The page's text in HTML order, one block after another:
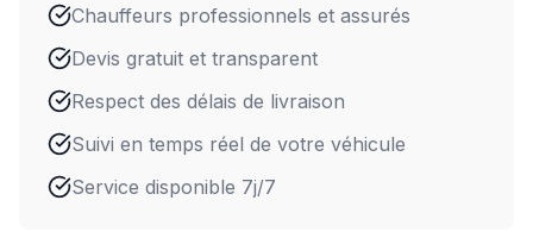
Chauffeurs professionnels et assurés
Devis gratuit et transparent
Respect des délais de livraison
Suivi en temps réel de votre véhicule
Service disponible 7j/7